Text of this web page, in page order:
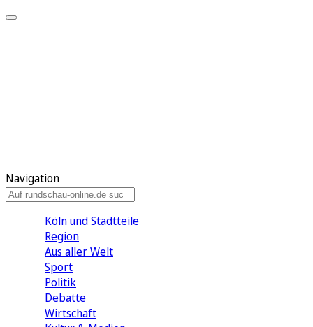
Navigation
Köln und Stadtteile
Region
Aus aller Welt
Sport
Politik
Debatte
Wirtschaft